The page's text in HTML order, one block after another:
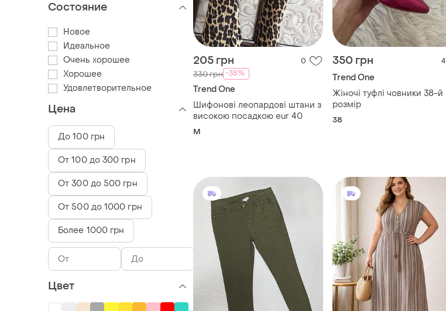
205 грн 0
330 грн -38%
Trend One
Шифонові леопардові штани з
високою посадкою eur 40
M
350 грн 4
Trend One
Жіночі туфлі човники 38-й
розмір
38
Состояние
Новое
Идеальное
Очень хорошее
Хорошее
Удовлетворительное
Цена
До 100 грн
От 100 до 300 грн
От 300 до 500 грн
От 500 до 1000 грн
Более 1000 грн
Цвет